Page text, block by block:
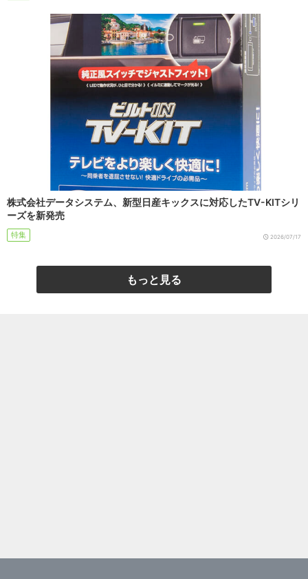
株式会社データシステム、新型日産キックスに対応したTV-KITシリ
ーズを新発売
特集 2026/07/17
もっと見る